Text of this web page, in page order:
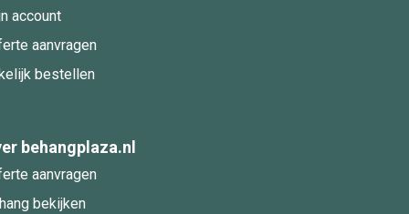
account
aanvragen
bestellen
behangplaza.nl
aanvragen
bekijken